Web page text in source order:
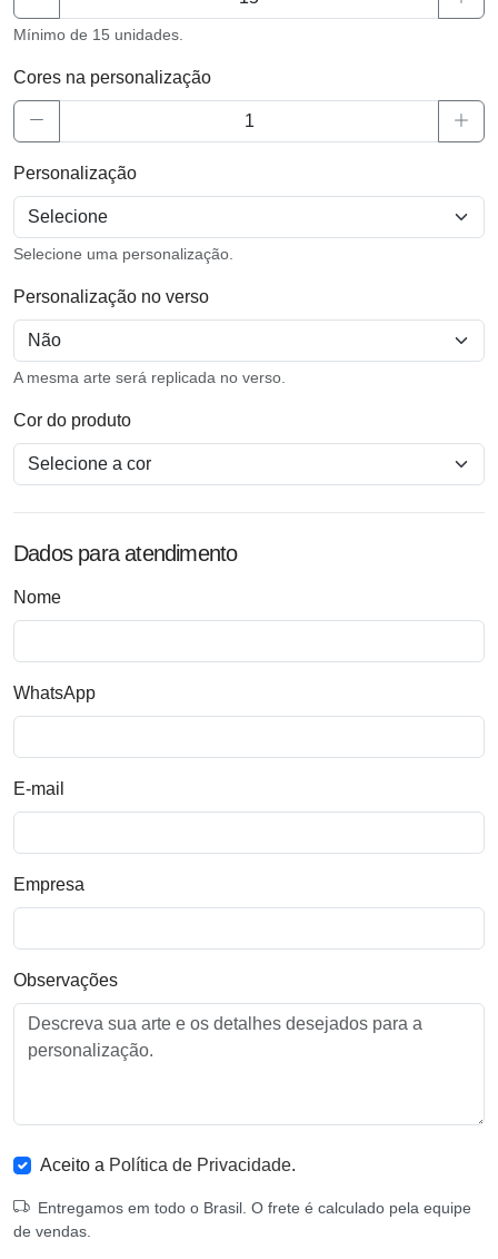
Mínimo de 15 unidades.
Cores na personalização
Personalização
Selecione uma personalização.
Personalização no verso
A mesma arte será replicada no verso.
Cor do produto
Dados para atendimento
Nome
WhatsApp
E-mail
Empresa
Observações
Aceito a Política de Privacidade.
Entregamos em todo o Brasil. O frete é calculado pela equipe
de vendas.